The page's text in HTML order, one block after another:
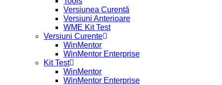
Versiunea Curentă
Versiuni Anterioare
WME Kit Test
Versiuni Curente
WinMentor
WinMentor Enterprise
Kit Test
WinMentor
WinMentor Enterprise